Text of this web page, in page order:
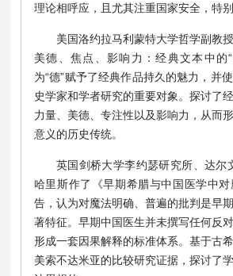
理论相呼应，且尤其注重国家安全，特别
美国洛约拉马利蒙特大学哲学副教
美德、焦点、影响力：经典文本中的
为“德”赋予了经典作品持久的魅力，并
史学家和学者研究的重要对象。探讨了
力量、美德、专注性以及影响力，从而
意义的历史传统。
英国剑桥大学李约瑟研究所、达尔
哈里斯作了《早期希腊与中国医学中
告，认为对魔法明确、普遍的批判是早
著特征。早期中国医生并未撰写任何反
形成一套因果解释的标准体系。基于古
美索不达米亚的比较研究证据，探讨了